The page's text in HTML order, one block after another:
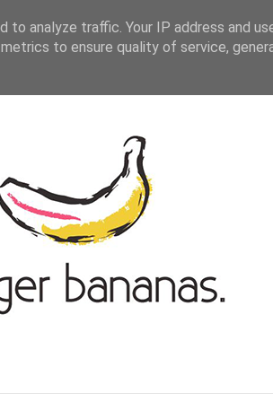
KONTAKT
analyze traffic. Your IP address and
to ensure quality of service,